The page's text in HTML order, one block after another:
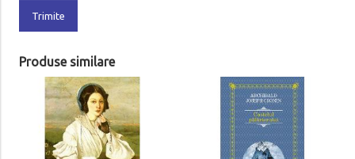
Trimite
Produse similare